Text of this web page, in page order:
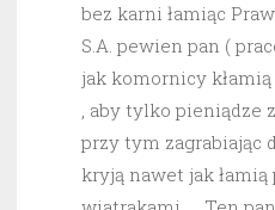
bez karni łamiąc
S.A. pewien pan (
jak komornicy kłamią
, aby tylko pieniądze
przy tym zagrabiając
kryją nawet jak łamią